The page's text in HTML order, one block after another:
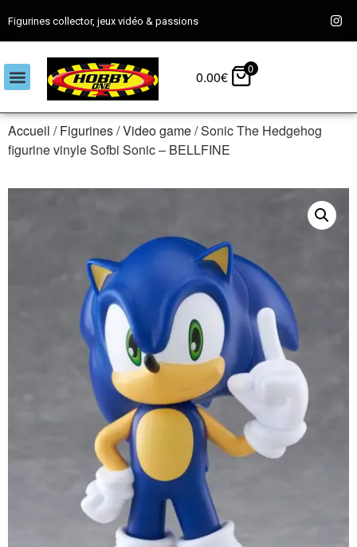
Figurines collector, jeux vidéo & passions
0.00€ 0
Accueil /Figurines/Video game/ Sonic The Hedgehog
figurine vinyle Sofbi Sonic – BELLFINE